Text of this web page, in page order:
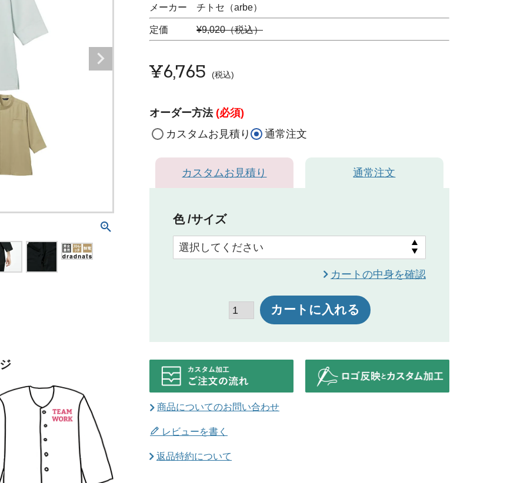
メーカー チトセ（arbe）
定価 ¥9,020（税込）
¥6,765 税込
オーダー方法 (必須)
カスタムお見積り
通常注文
カスタムお見積り 通常注文
色 サイズ
カートの中身を確認
カートに入れる
商品についてのお問い合わせ
レビューを書く
返品特約について